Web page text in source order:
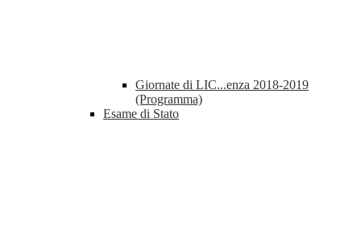
Giornate di LIC...enza 2018-2019
(Programma)
Esame di Stato